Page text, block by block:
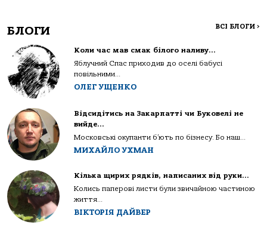
БЛОГИ ВСІ БЛОГИ >
Коли час мав смак білого наливу…
Яблучний Спас приходив до оселі бабусі
повільними...
ОЛЕГ УЩЕНКО
Відсидітись на Закарпатті чи Буковелі не
вийде…
Московські окупанти б’ють по бізнесу. Бо наш...
МИХАЙЛО УХМАН
Кілька щирих рядків, написаних від руки…
Колись паперові листи були звичайною частиною
життя...
ВІКТОРІЯ ДАЙВЕР